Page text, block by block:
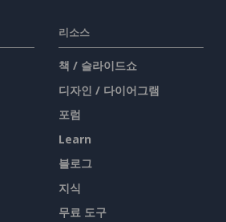
리소스
책 / 슬라이드쇼
디자인 / 다이어그램
포럼
Learn
블로그
지식
무료 도구